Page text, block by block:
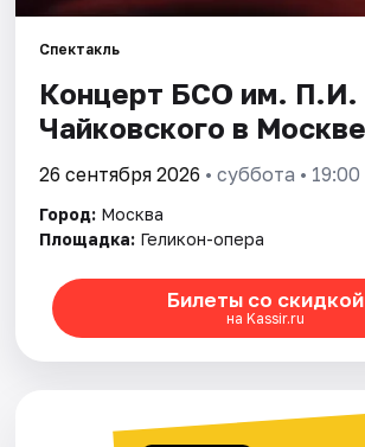
Спектакль
Концерт БСО им. П.И.
Чайковского в Москве
26 сентября 2026 • суббота • 19:00
Город: Москва
Площадка: Геликон-опера
Билеты со скидкой
на Kassir.ru